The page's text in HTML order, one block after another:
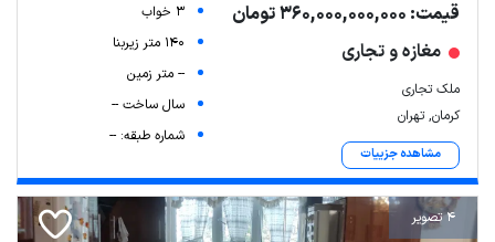
قیمت: 360,000,000,000 تومان
مغازه و تجاری
ملک تجاری
کرمان, تهران
مشاهده جزییات
3 خواب
140 متر زیربنا
-- متر زمین
سال ساخت --
شماره طبقه: --
4 تصویر